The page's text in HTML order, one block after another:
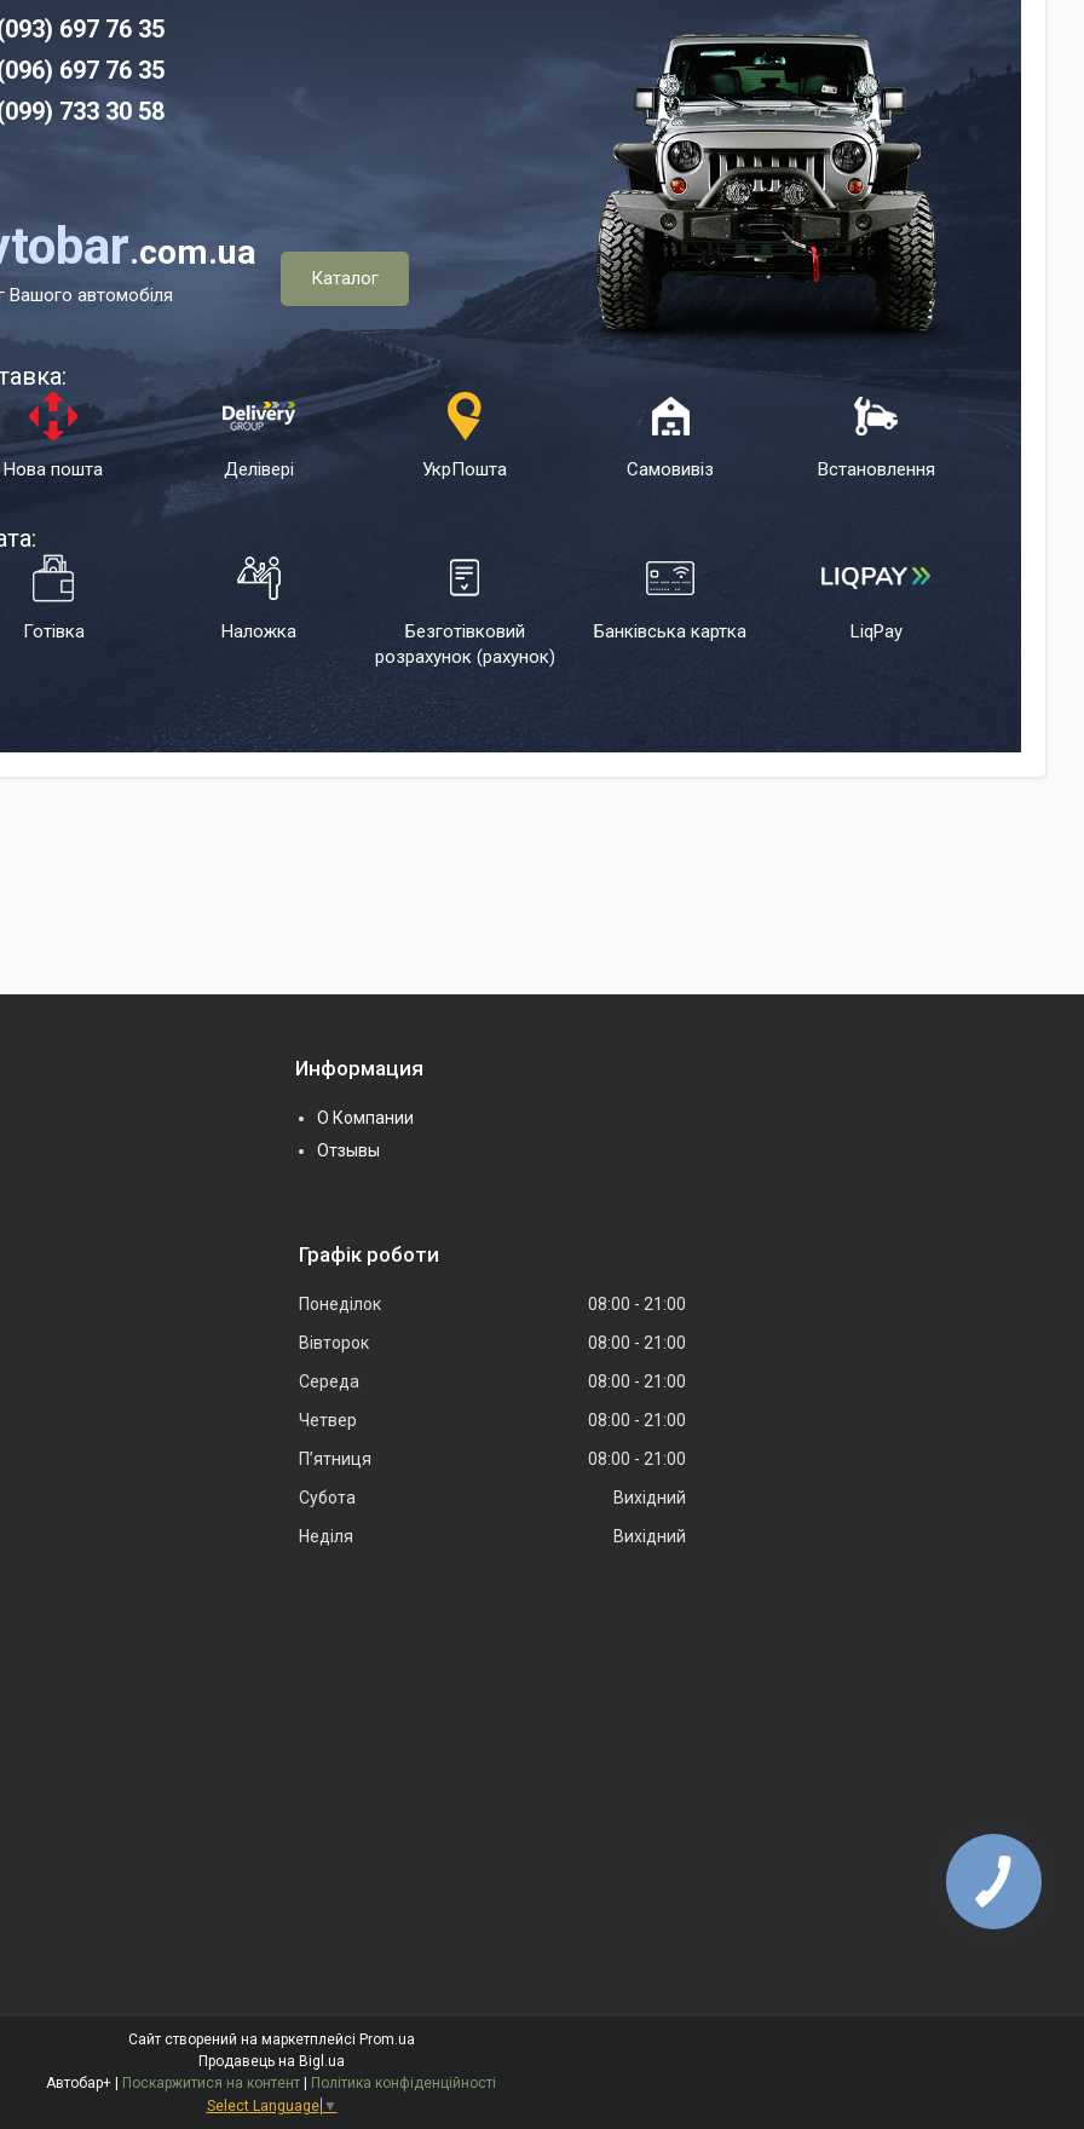
697 76 35
697 76 35
733 30 58
.com.ua
Вашого автомобіля
Каталог
Нова пошта Делівері УкрПошта Самовивіз Встановлення
Готівка Наложка
Безготівковий
розрахунок (рахунок)
Банківська картка LiqPay
Информация
О Компании
Отзывы
Графік роботи
Понеділок 08:00
21:00
Вівторок
08:00
21:00
Середа
08:00
21:00
Четвер
08:00
21:00
Пʼятниця
08:00
21:00
Субота
Вихідний
Неділя
Вихідний
Сайт створений на маркетплейсі Prom.ua
Продавець на Bigl.ua
Поскаржитися на контент
Політика конфіденційності
Select Language ▼